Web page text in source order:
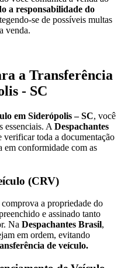
a responsabilidade do
se de possíveis multas
venda.
a Transferência
- SC
em Siderópolis – SC, você
essenciais. A Despachantes
verificar toda a documentação
em conformidade com as
(CRV)
a propriedade do
e assinado tanto
Na Despachantes Brasil,
em ordem, evitando
de veículo.